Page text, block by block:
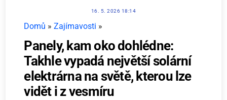
16. 5. 2026 18:14
Domů » Zajímavosti »
Panely, kam oko dohlédne:
Takhle vypadá největší solární
elektrárna na světě, kterou lze
vidět i z vesmíru